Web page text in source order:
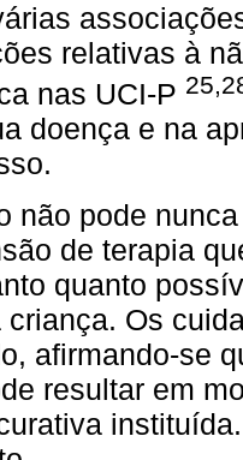
relativas à
nas UCI-P
doença e na
não pode
de terapia
quanto
criança. Os
afirmando-se
resultar em